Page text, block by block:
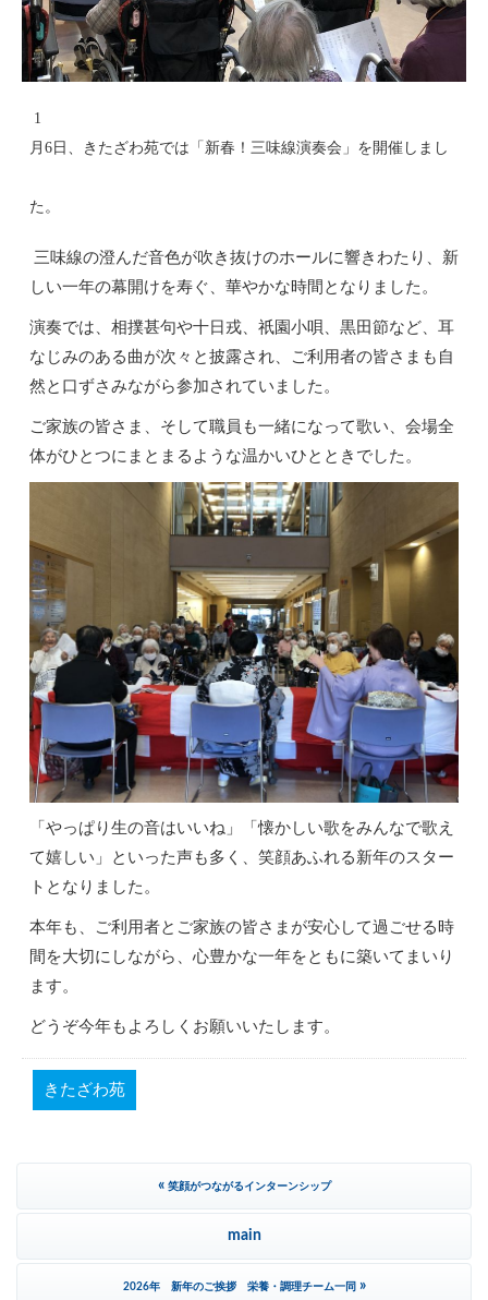
1
月 6 日、きたざわ苑では「新春！三味線演奏会」を開催しまし
た。
三味線の澄んだ音色が吹き抜けのホールに響きわたり、新
しい一年の幕開けを寿ぐ、華やかな時間となりました。
演奏では、相撲甚句や十日戎、祇園小唄、黒田節など、耳
なじみのある曲が次々と披露され、ご利用者の皆さまも自
然と口ずさみながら参加されていました。
ご家族の皆さま、そして職員も一緒になって歌い、会場全
体がひとつにまとまるような温かいひとときでした。
「やっぱり生の音はいいね」「懐かしい歌をみんなで歌え
て嬉しい」といった声も多く、笑顔あふれる新年のスター
トとなりました。
本年も、ご利用者とご家族の皆さまが安心して過ごせる時
間を大切にしながら、心豊かな一年をともに築いてまいり
ます。
どうぞ今年もよろしくお願いいたします。
きたざわ苑
« 笑顔がつながるインターンシップ
main
2026年 新年のご挨拶 栄養・調理チーム一同»